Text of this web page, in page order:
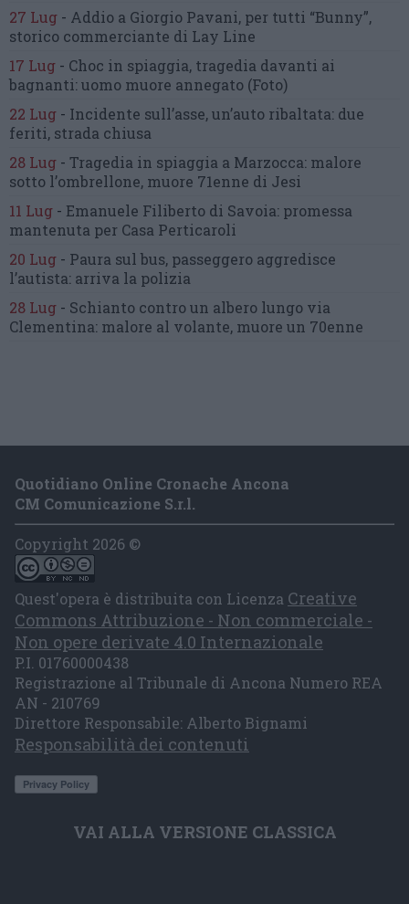
27 Lug - Addio a Giorgio Pavani, per tutti “Bunny”,
storico commerciante di Lay Line
17 Lug - Choc in spiaggia, tragedia davanti ai
bagnanti:uomo muore annegato (Foto)
22 Lug - Incidente sull’asse, un’auto ribaltata: due
feriti, strada chiusa
28 Lug - Tragedia in spiaggia a Marzocca: malore
sotto l’ombrellone, muore 71enne di Jesi
11 Lug - Emanuele Filiberto di Savoia: promessa
mantenuta per Casa Perticaroli
20 Lug - Paura sul bus, passeggero aggredisce
l’autista: arriva la polizia
28 Lug - Schianto contro un albero lungo via
Clementina: malore al volante, muore un 70enne
Quotidiano Online Cronache Ancona
CM Comunicazione S.r.l.
Copyright 2026 ©
Quest'opera è distribuita con Licenza Creative
Commons Attribuzione - Non commerciale -
Non opere derivate 4.0 Internazionale
P.I. 01760000438
Registrazione al Tribunale di Ancona Numero REA
AN - 210769
Direttore Responsabile: Alberto Bignami
Responsabilità dei contenuti
VAI ALLA VERSIONE CLASSICA